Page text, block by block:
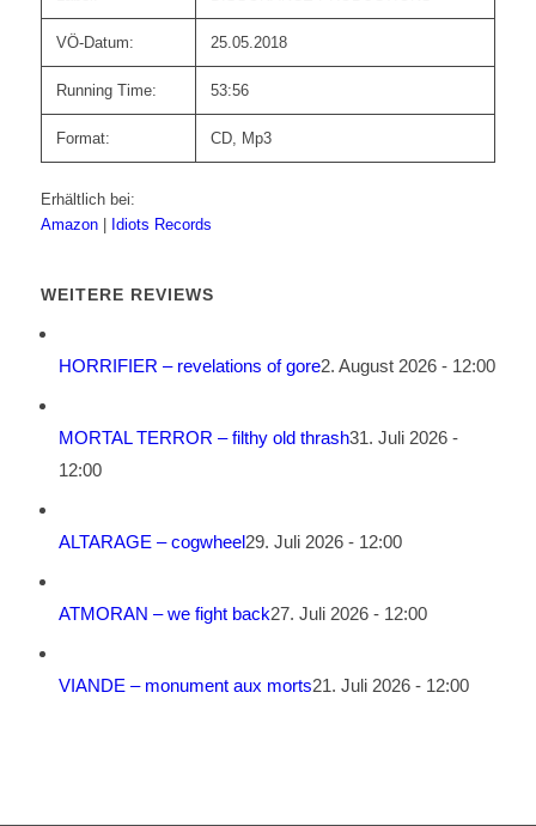
VÖ-Datum: 25.05.2018
Running Time: 53:56
Format: CD, Mp3
Erhältlich bei:
Amazon
Idiots Records
WEITERE REVIEWS
HORRIFIER – revelations of gore2. August 2026 - 12:00
MORTAL TERROR – filthy old thrash31. Juli 2026 -
12:00
ALTARAGE – cogwheel29. Juli 2026 - 12:00
ATMORAN – we fight back27. Juli 2026 - 12:00
VIANDE – monument aux morts21. Juli 2026 - 12:00